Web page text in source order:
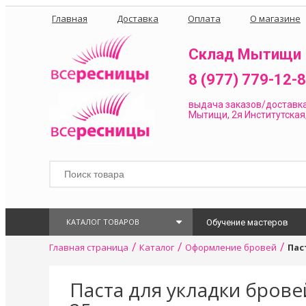
Главная Доставка Оплата О магазине
Склад Мытищи
8 (977) 779-12-
выдача заказов/
Мытищи, 2я
КАТАЛОГ ТОВАРОВ Обучение мастеров
Главная страница / Каталог / Оформление бровей /
Паста для укладки